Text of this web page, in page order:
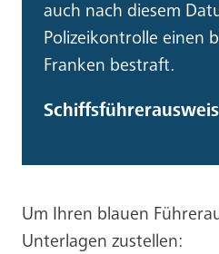
auch nach diesem
Polizeikontrolle einen
Franken bestraft.
Um Ihren blauen
Unterlagen zustellen: